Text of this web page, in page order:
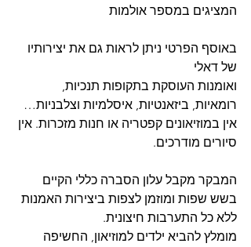
המציגים במספר אולמות
באוסף הפרטי ניתן לראות גם את יצירותיו
של דאלי
ואומנות העוסקת בתקופות תנכיות,
רומאיות, ביזאנטיות, איסלמיות וצלבניות…
אין במוזיאונים קפטריה או חנות מזכרות. אין
סיורים מודרכים.
המבקר מקבל עלון הסברה כללי הקיים
בשש שפות ומוזמן לצפות ביצירות האמנות
ללא כל התערבות חיצונית.
מומלץ להביא ילדים למוזיאון, החשיפה